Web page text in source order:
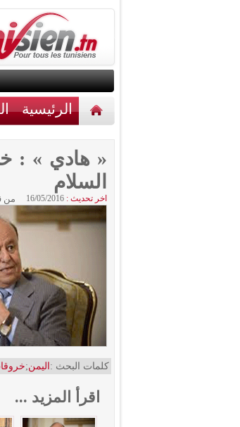
الرئيسية
« هادي » :
السلام
اخر تحديث : 16/05/2016 من
كلمات البحث : اليمن;
اقرأ المزيد ...